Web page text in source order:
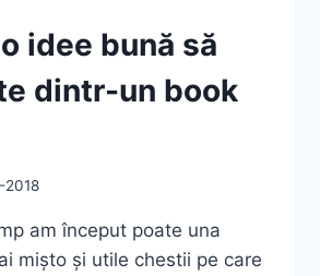
idee bună să
dintr-un book
2018
am început poate una
mișto și utile chestii pe care